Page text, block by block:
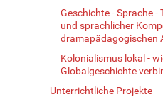
Geschichte - Sprache
und sprachlicher
dramapädagogischen
Kolonialismus lokal -
Globalgeschichte
Unterrichtliche Projekte